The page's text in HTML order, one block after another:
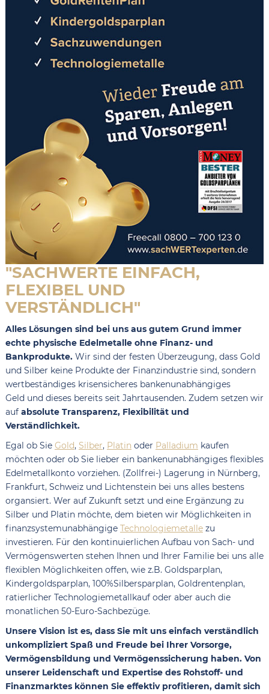
"SACHWERTE EINFACH,
FLEXIBEL UND
VERSTÄNDLICH"
Alles Lösungen sind bei uns aus gutem Grund immer
echte physische Edelmetalle ohne Finanz- und
Bankprodukte.Wir sind der festen Überzeugung, dass Gold
und Silber keine Produkte der Finanzindustrie sind, sondern
wertbeständiges krisensicheres bankenunabhängiges
Geld und dieses bereits seit Jahrtausenden. Zudem setzen wir
auf absolute Transparenz, Flexibilität und
Verständlichkeit.
Egal ob Sie Gold, Silber, Platin oder Palladium kaufen
möchten oder ob Sie lieber ein bankenunabhängiges flexibles
Edelmetallkonto vorziehen. (Zollfrei-) Lagerung in Nürnberg,
Frankfurt, Schweiz und Lichtenstein bei uns alles bestens
organsiert. Wer auf Zukunft setzt und eine Ergänzung zu
Silber und Platin möchte, dem bieten wir Möglichkeiten in
finanzsystemunabhängige Technologiemetallezu
investieren. Für den kontinuierlichen Aufbau von Sach- und
Vermögenswerten stehen Ihnen und Ihrer Familie bei uns alle
flexiblen Möglichkeiten offen, wie z.B. Goldsparplan,
Kindergoldsparplan, 100%Silbersparplan, Goldrentenplan,
ratierlicher Technologiemetallkauf oder aber auch die
monatlichen 50-Euro-Sachbezüge.
Unsere Vision ist es, dass Sie mit uns einfach verständlich
unkompliziert Spaß und Freude bei Ihrer Vorsorge,
Vermögensbildung und Vermögenssicherung haben. Von
unserer Leidenschaft und Expertise des Rohstoff- und
Finanzmarktes können Sie effektiv profitieren, damit sich